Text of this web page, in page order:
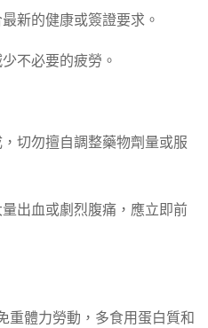
新的健康或簽證要求。
不必要的疲勞。
切勿擅自調整藥物劑量或服
出血或劇烈腹痛，應立即前
重體力勞動，多食用蛋白質和